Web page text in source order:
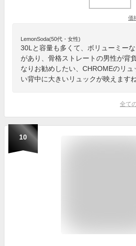
価
LemonSoda(50代・女性)
30Lと容量も多くて、ボリューミー
があり、骨格ストレートの男性が背
なりお勧めしたい、CHROMEのリュ
い背中に大きいリュックが映えますね
全て
10